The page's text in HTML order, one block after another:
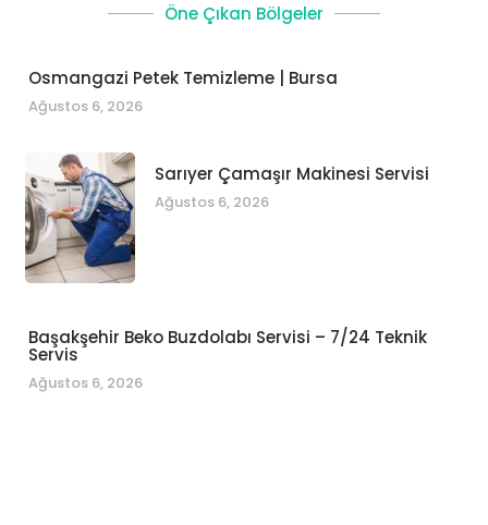
Öne Çıkan Bölgeler
Osmangazi Petek Temizleme | Bursa
Ağustos 6, 2026
Sarıyer Çamaşır Makinesi Servisi
Ağustos 6, 2026
Başakşehir Beko Buzdolabı Servisi – 7/24 Teknik
Servis
Ağustos 6, 2026